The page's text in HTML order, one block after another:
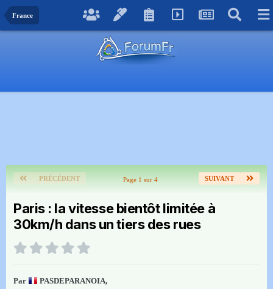
France
PRÉCÉDENT SUIVANT
Page 1 sur 4
Paris : la vitesse bientôt limitée à
30km/h dans un tiers des rues
Par PASDEPARANOIA,